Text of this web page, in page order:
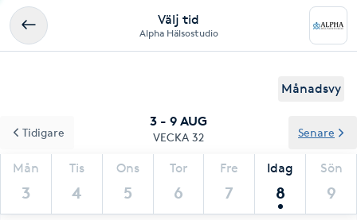
Välj tid
Alpha Hälsostudio
Månadsvy
3 - 9 AUG
VECKA 32
Mån
3
Tis
4
Ons
5
Tor
6
Fre
7
Idag
8
Sön
9
Tidigare Senare